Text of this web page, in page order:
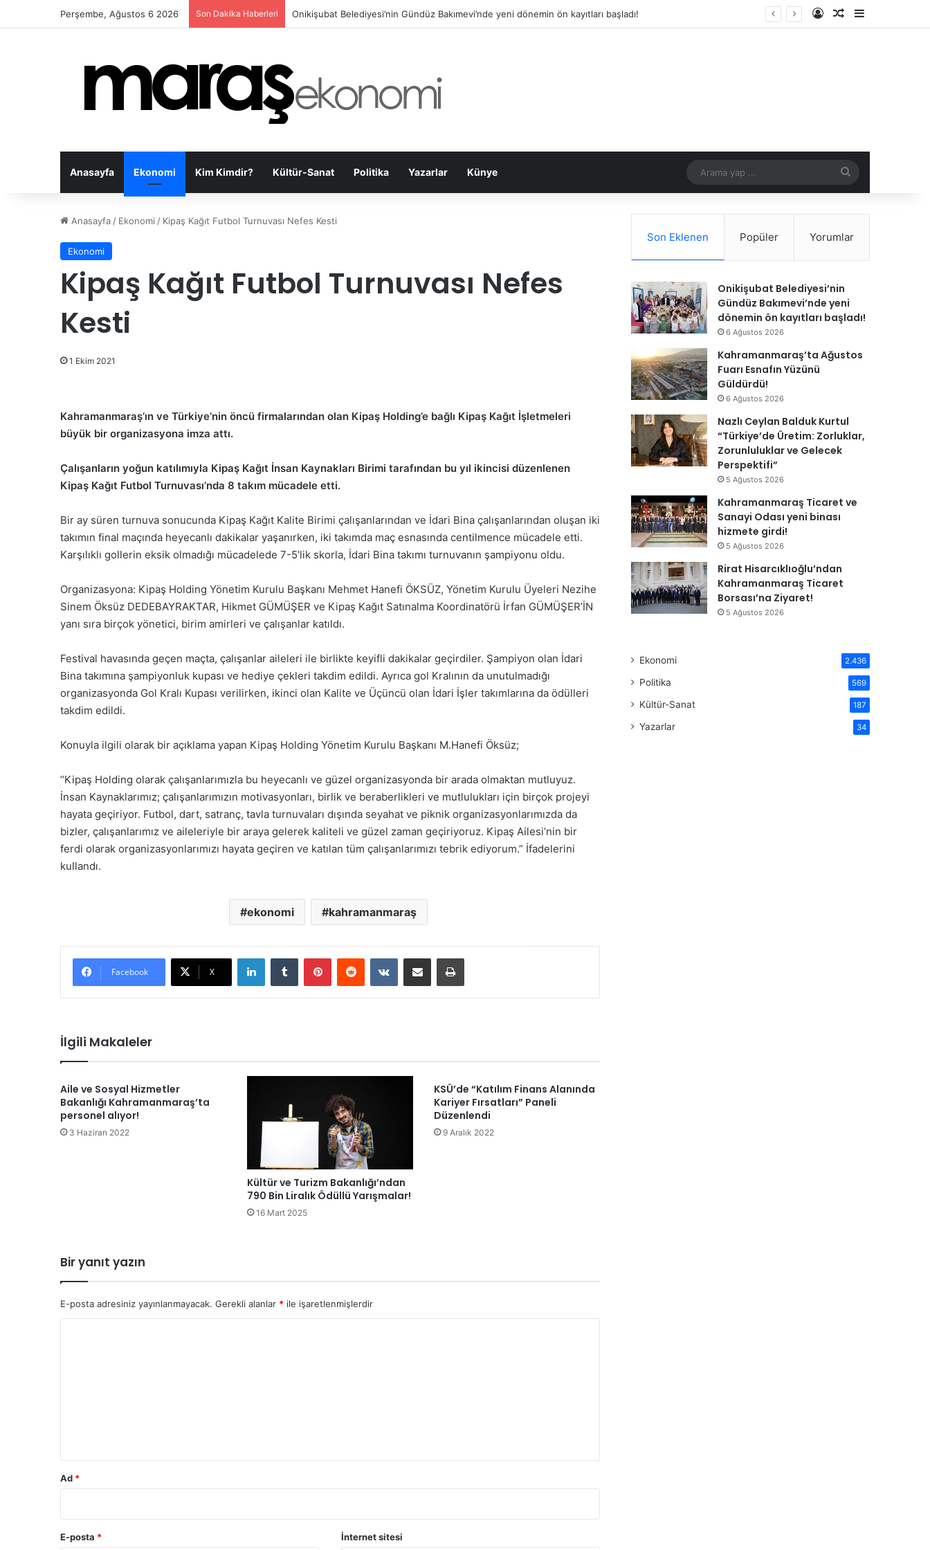
Perşembe, Ağustos 6 2026 Son Dakika Haberleri Onikişubat Belediyesi’nin Gündüz Bakımevi’nde yeni dönemin ön kayıtları başladı! Kayıt OlRastgele Makale
Kenar
Anasayfa Ekonomi Kim Kimdir? Kültür-Sanat Politika Yazarlar Künye
yap
Anasayfa / Ekonomi / Kipaş Kağıt Futbol Turnuvası Nefes Kesti
Ekonomi
Kipaş Kağıt Futbol Turnuvası Nefes
Kesti
1 Ekim 2021
Kahramanmaraş’ın ve Türkiye’nin öncü firmalarından olan Kipaş Holding’e bağlı Kipaş Kağıt İşletmeleri
büyük bir organizasyona imza attı.
Çalışanların yoğun katılımıyla Kipaş Kağıt İnsan Kaynakları Birimi tarafından bu yıl ikincisi düzenlenen
Kipaş Kağıt Futbol Turnuvası’nda 8 takım mücadele etti.
Bir ay süren turnuva sonucunda Kipaş Kağıt Kalite Birimi çalışanlarından ve İdari Bina çalışanlarından oluşan iki
takımın final maçında heyecanlı dakikalar yaşanırken, iki takımda maç esnasında centilmence mücadele etti.
Karşılıklı gollerin eksik olmadığı mücadelede 7-5’lik skorla, İdari Bina takımı turnuvanın şampiyonu oldu.
Organizasyona: Kipaş Holding Yönetim Kurulu Başkanı Mehmet Hanefi ÖKSÜZ, Yönetim Kurulu Üyeleri Nezihe
Sinem Öksüz DEDEBAYRAKTAR, Hikmet GÜMÜŞER ve Kipaş Kağıt Satınalma Koordinatörü İrfan GÜMÜŞER’İN
yanı sıra birçok yönetici, birim amirleri ve çalışanlar katıldı.
Festival havasında geçen maçta, çalışanlar aileleri ile birlikte keyifli dakikalar geçirdiler. Şampiyon olan İdari
Bina takımına şampiyonluk kupası ve hediye çekleri takdim edildi. Ayrıca gol Kralının da unutulmadığı
organizasyonda Gol Kralı Kupası verilirken, ikinci olan Kalite ve Üçüncü olan İdari İşler takımlarına da ödülleri
takdim edildi.
Konuyla ilgili olarak bir açıklama yapan Kipaş Holding Yönetim Kurulu Başkanı M.Hanefi Öksüz;
“Kipaş Holding olarak çalışanlarımızla bu heyecanlı ve güzel organizasyonda bir arada olmaktan mutluyuz.
İnsan Kaynaklarımız; çalışanlarımızın motivasyonları, birlik ve beraberlikleri ve mutlulukları için birçok projeyi
hayata geçiriyor. Futbol, dart, satranç, tavla turnuvaları dışında seyahat ve piknik organizasyonlarımızda da
bizler, çalışanlarımız ve aileleriyle bir araya gelerek kaliteli ve güzel zaman geçiriyoruz. Kipaş Ailesi’nin bir
ferdi olarak organizasyonlarımızı hayata geçiren ve katılan tüm çalışanlarımızı tebrik ediyorum.” İfadelerini
kullandı.
ekonomi kahramanmaraş
Facebook X
LinkedInTumblr PinterestReddit VKontakteE-Posta ile paylaş Yazdır
İlgili Makaleler
Aile ve Sosyal Hizmetler
Bakanlığı Kahramanmaraş’ta
personel alıyor!
3 Haziran 2022
Kültür ve Turizm Bakanlığı’ndan
790 Bin Liralık Ödüllü Yarışmalar!
16 Mart 2025
KSÜ’de “Katılım Finans Alanında
Kariyer Fırsatları” Paneli
Düzenlendi
9 Aralık 2022
Bir yanıt yazın
E-posta adresiniz yayınlanmayacak. Gerekli alanlar * ile işaretlenmişlerdir
Ad *
E-posta * İnternet sitesi
Son Eklenen Popüler Yorumlar
Onikişubat Belediyesi’nin
Gündüz Bakımevi’nde yeni
dönemin ön kayıtları başladı!
6 Ağustos 2026
Kahramanmaraş’ta Ağustos
Fuarı Esnafın Yüzünü
Güldürdü!
6 Ağustos 2026
Nazlı Ceylan Balduk Kurtul
“Türkiye’de Üretim: Zorluklar,
Zorunluluklar ve Gelecek
Perspektifi”
5 Ağustos 2026
Kahramanmaraş Ticaret ve
Sanayi Odası yeni binası
hizmete girdi!
5 Ağustos 2026
Rirat Hisarcıklıoğlu’ndan
Kahramanmaraş Ticaret
Borsası’na Ziyaret!
5 Ağustos 2026
Ekonomi 2.436
Politika 569
Kültür-Sanat 187
Yazarlar 34